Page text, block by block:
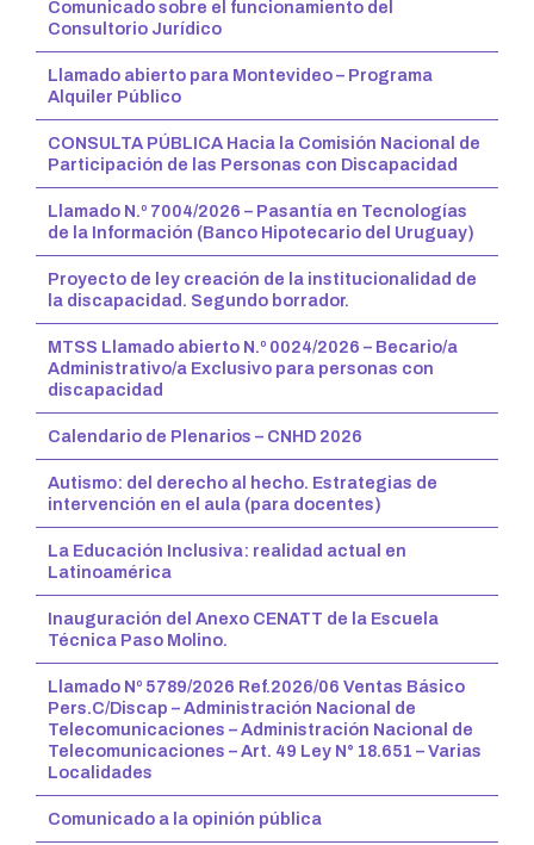
Comunicado sobre el funcionamiento del
Consultorio Jurídico
Llamado abierto para Montevideo – Programa
Alquiler Público
CONSULTA PÚBLICA Hacia la Comisión Nacional de
Participación de las Personas con Discapacidad
Llamado N.º 7004/2026 – Pasantía en Tecnologías
de la Información (Banco Hipotecario del Uruguay)
Proyecto de ley creación de la institucionalidad de
la discapacidad. Segundo borrador.
MTSS Llamado abierto N.º 0024/2026 – Becario/a
Administrativo/a Exclusivo para personas con
discapacidad
Calendario de Plenarios – CNHD 2026
Autismo: del derecho al hecho. Estrategias de
intervención en el aula (para docentes)
La Educación Inclusiva: realidad actual en
Latinoamérica
Inauguración del Anexo CENATT de la Escuela
Técnica Paso Molino.
Llamado Nº 5789/2026 Ref.2026/06 Ventas Básico
Pers.C/Discap – Administración Nacional de
Telecomunicaciones – Administración Nacional de
Telecomunicaciones – Art. 49 Ley N° 18.651 – Varias
Localidades
Comunicado a la opinión pública